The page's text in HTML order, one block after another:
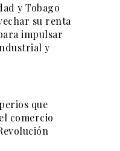
y Tobago
su renta
impulsar
y
que
comercio